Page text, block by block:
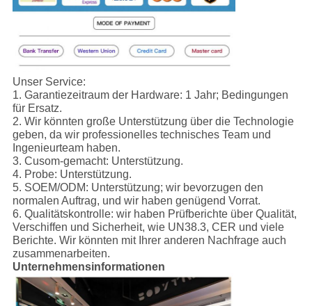
Unser Service:
1. Garantiezeitraum der Hardware: 1 Jahr; Bedingungen
für Ersatz.
2. Wir könnten große Unterstützung über die Technologie
geben, da wir professionelles technisches Team und
Ingenieurteam haben.
3. Cusom-gemacht: Unterstützung.
4. Probe: Unterstützung.
5. SOEM/ODM: Unterstützung; wir bevorzugen den
normalen Auftrag, und wir haben genügend Vorrat.
6. Qualitätskontrolle: wir haben Prüfberichte über Qualität,
Verschiffen und Sicherheit, wie UN38.3, CER und viele
Berichte. Wir könnten mit Ihrer anderen Nachfrage auch
zusammenarbeiten.
Unternehmensinformationen